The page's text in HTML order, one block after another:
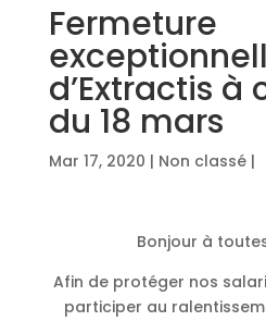
Fermeture
d’Extractis à
du 18 mars
Mar 17, 2020 | Non classé |
Bonjour à
Afin de protéger nos
participer au